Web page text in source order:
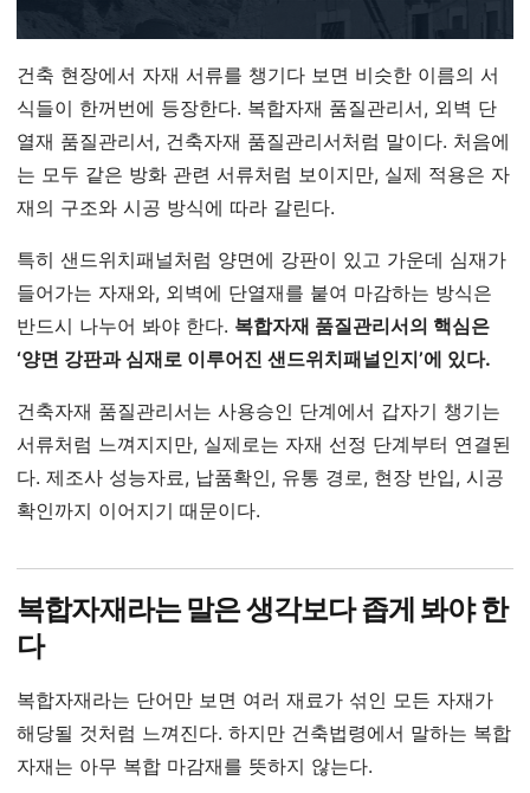
건축 현장에서 자재 서류를 챙기다 보면 비슷한 이름의 서
식들이 한꺼번에 등장한다. 복합자재 품질관리서, 외벽 단
열재 품질관리서, 건축자재 품질관리서처럼 말이다. 처음에
는 모두 같은 방화 관련 서류처럼 보이지만, 실제 적용은 자
재의 구조와 시공 방식에 따라 갈린다.
특히 샌드위치패널처럼 양면에 강판이 있고 가운데 심재가
들어가는 자재와, 외벽에 단열재를 붙여 마감하는 방식은
반드시 나누어 봐야 한다. 복합자재 품질관리서의 핵심은
‘양면 강판과 심재로 이루어진 샌드위치패널인지’에 있다.
건축자재 품질관리서는 사용승인 단계에서 갑자기 챙기는
서류처럼 느껴지지만, 실제로는 자재 선정 단계부터 연결된
다. 제조사 성능자료, 납품확인, 유통 경로, 현장 반입, 시공
확인까지 이어지기 때문이다.
복합자재라는 말은 생각보다 좁게 봐야 한
다
복합자재라는 단어만 보면 여러 재료가 섞인 모든 자재가
해당될 것처럼 느껴진다. 하지만 건축법령에서 말하는 복합
자재는 아무 복합 마감재를 뜻하지 않는다.